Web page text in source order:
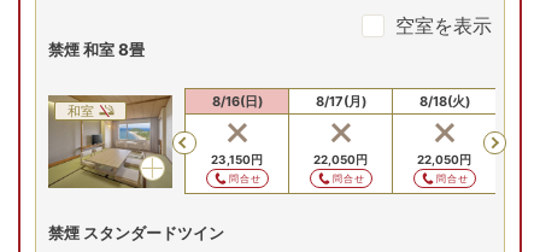
15,670円
先割 先割
残り2室
先割
プランの詳細を見る
空室を表示
禁煙 和室 8畳
和室
Previous
8/14(金) 8/15(土) 8/16(日)
23,150円
問合せ
8/17(月)
22,050円
問合せ
8/18(火)
22,050円
問合せ
禁煙 スタンダードツイン